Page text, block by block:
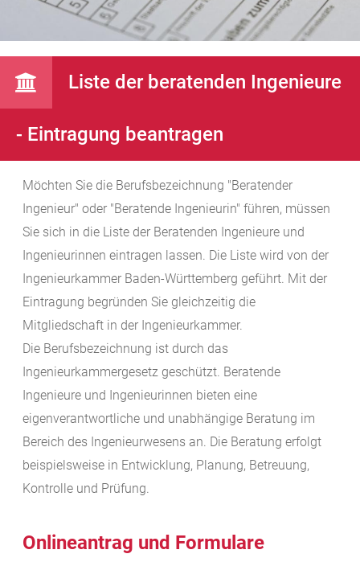
Liste der beratenden Ingenieure
- Eintragung beantragen
Möchten Sie die Berufsbezeichnung "Beratender
Ingenieur" oder "Beratende Ingenieurin" führen, müssen
Sie sich in die Liste der Beratenden Ingenieure und
Ingenieurinnen eintragen lassen. Die Liste wird von der
Ingenieurkammer Baden-Württemberg geführt. Mit der
Eintragung begründen Sie gleichzeitig die
Mitgliedschaft in der Ingenieurkammer.
Die Berufsbezeichnung ist durch das
Ingenieurkammergesetz geschützt. Beratende
Ingenieure und Ingenieurinnen bieten eine
eigenverantwortliche und unabhängige Beratung im
Bereich des Ingenieurwesens an. Die Beratung erfolgt
beispielsweise in Entwicklung, Planung, Betreuung,
Kontrolle und Prüfung.
Onlineantrag und Formulare